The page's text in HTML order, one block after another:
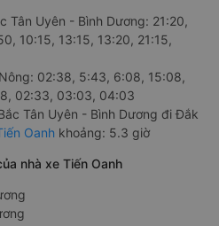
Tân Uyên - Bình Dương: 21:20,
10:15, 13:15, 13:20, 21:15,
02:38, 5:43, 6:08, 15:08,
02:33, 03:03, 04:03
Tân Uyên - Bình Dương đi Đắk
Oanh khoảng: 5.3 giờ
nhà xe Tiến Oanh